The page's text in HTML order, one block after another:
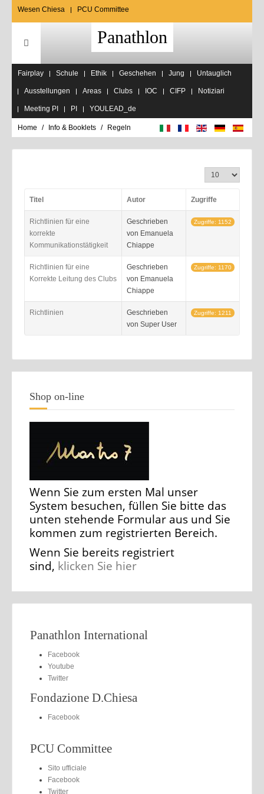
Wesen Chiesa PCU Committee
Panathlon
Fairplay Schule Ethik Geschehen Jung Untauglich
Ausstellungen Areas Clubs IOC CIFP Notiziari
Meeting PI PI YOULEAD_de
Home Info & Booklets Regeln
Anzeige #
Titel Autor Zugriffe
Richtlinien für eine
korrekte
Kommunikationstätigkeit
Geschrieben
von Emanuela
Chiappe
Zugriffe: 1152
Richtlinien für eine
Korrekte Leitung des Clubs
Geschrieben
von Emanuela
Chiappe
Zugriffe: 1170
Richtlinien
Geschrieben
von Super User
Zugriffe: 1211
Shop on-line
Wenn Sie zum ersten Mal unser
System besuchen, füllen Sie bitte das
unten stehende Formular aus und Sie
kommen zum registrierten Bereich.
Wenn Sie bereits registriert
sind, klicken Sie hier
Panathlon International
Facebook
Youtube
Twitter
Fondazione D.Chiesa
Facebook
PCU Committee
Sito ufficiale
Facebook
Twitter